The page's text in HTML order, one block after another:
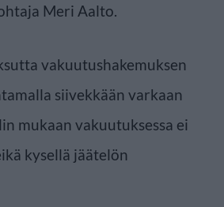
Meri Aalto.
vakuutushakemuksen
siivekkään varkaan
mukaan vakuutuksessa ei
kysellä jäätelön